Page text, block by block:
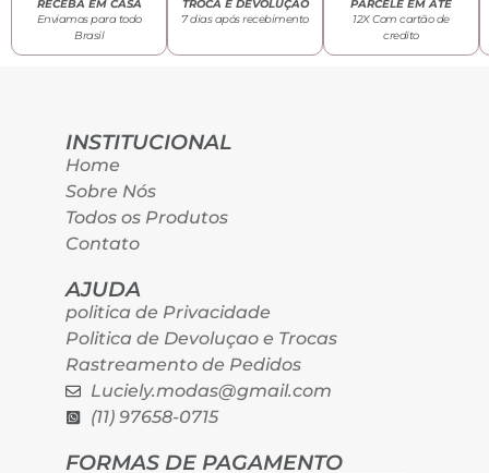
RECEBA EM CASA
Enviamos para todo
Brasil
TROCA E DEVOLUÇÃO
7 dias após recebimento
PARCELE EM ATÉ
12X Com cartão de
credito
INSTITUCIONAL
Home
Sobre Nós
Todos os Produtos
Contato
AJUDA
politica de Privacidade
Politica de Devoluçao e Trocas
Rastreamento de Pedidos
Luciely.modas@gmail.com
(11) 97658-0715
FORMAS DE PAGAMENTO